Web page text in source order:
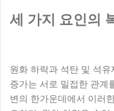
세 가지 요인의
원화 하락과 석탄 및 석
증가는 서로 밀접한 관계
변의 한가운데에서 이러